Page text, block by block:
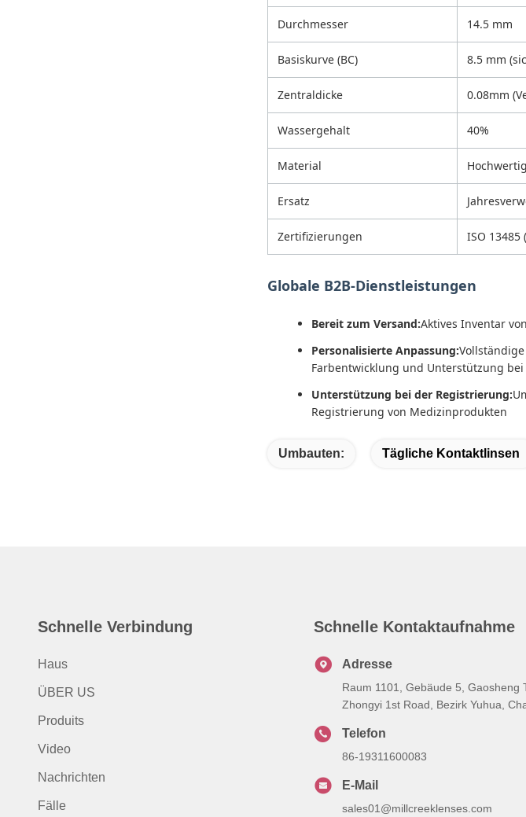
Durchmesser 14.5 mm
Basiskurve (BC) 8.5 mm
Zentraldicke 0.08mm
Wassergehalt 40%
Material
Ersatz
Zertifizierungen ISO 13485
Globale B2B-Dienstleistungen
Bereit zum Versand:Aktives Inventar
Personalisierte Anpassung:
Farbentwicklung und Unterstützung
Unterstützung bei der Registrierung:
Registrierung von Medizinprodukten
Umbauten: Tägliche Kontaktlinsen
Schnelle Verbindung
Haus
ÜBER US
Produits
Video
Nachrichten
Fälle
Schnelle Kontaktaufnahme
Adresse
Raum 1101, Gebäude 5, Gaosheng
Zhongyi 1st Road, Bezirk Yuhua,
Telefon
86-19311600083
E-Mail
sales01@millcreeklenses.com